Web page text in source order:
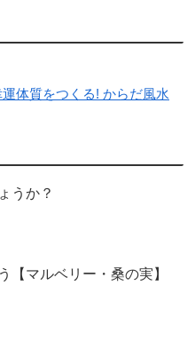
体質をつくる! からだ風水
うか？
【マルベリー・桑の実】